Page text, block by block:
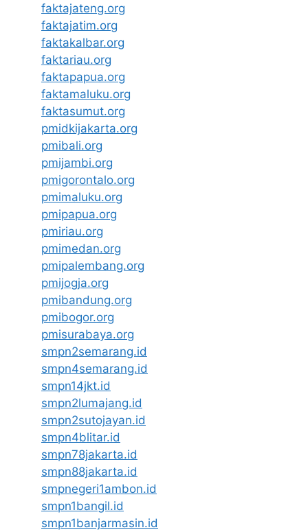
faktajateng.org
faktajatim.org
faktakalbar.org
faktariau.org
faktapapua.org
faktamaluku.org
faktasumut.org
pmidkijakarta.org
pmibali.org
pmijambi.org
pmigorontalo.org
pmimaluku.org
pmipapua.org
pmiriau.org
pmimedan.org
pmipalembang.org
pmijogja.org
pmibandung.org
pmibogor.org
pmisurabaya.org
smpn2semarang.id
smpn4semarang.id
smpn14jkt.id
smpn2lumajang.id
smpn2sutojayan.id
smpn4blitar.id
smpn78jakarta.id
smpn88jakarta.id
smpnegeri1ambon.id
smpn1bangil.id
smpn1banjarmasin.id